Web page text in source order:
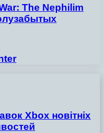
The Nephilim
Xbox новітніх